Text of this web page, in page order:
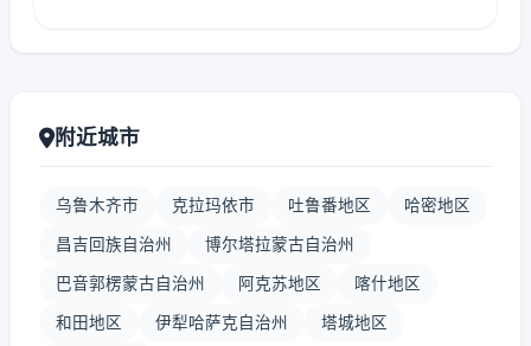
附近城市
乌鲁木齐市 克拉玛依市 吐鲁番地区 哈密地区
昌吉回族自治州 博尔塔拉蒙古自治州
巴音郭楞蒙古自治州 阿克苏地区 喀什地区
和田地区 伊犁哈萨克自治州 塔城地区